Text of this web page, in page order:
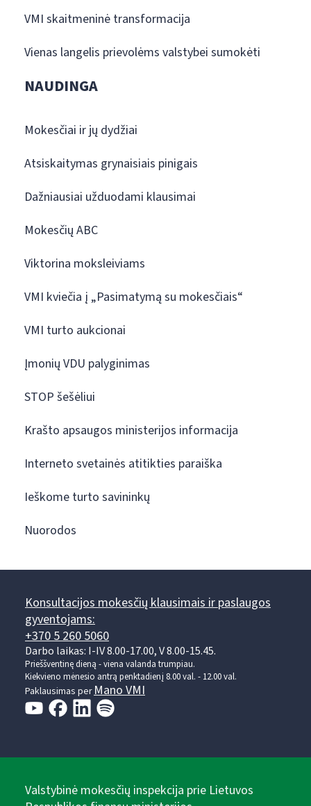
VMI skaitmeninė transformacija
Vienas langelis prievolėms valstybei sumokėti
NAUDINGA
Mokesčiai ir jų dydžiai
Atsiskaitymas grynaisiais pinigais
Dažniausiai užduodami klausimai
Mokesčių ABC
Viktorina moksleiviams
VMI kviečia į „Pasimatymą su mokesčiais“
VMI turto aukcionai
Įmonių VDU palyginimas
STOP šešėliui
Krašto apsaugos ministerijos informacija
Interneto svetainės atitikties paraiška
Ieškome turto savininkų
Nuorodos
Konsultacijos mokesčių klausimais ir paslaugos
gyventojams:
+370 5 260 5060
Darbo laikas: I-IV 8.00-17.00, V 8.00-15.45.
Prieššventinę dieną - viena valanda trumpiau.
Kiekvieno mėnesio antrą penktadienį 8.00 val. - 12.00 val.
Paklausimas perMano VMI
Valstybinė mokesčių inspekcija prie Lietuvos